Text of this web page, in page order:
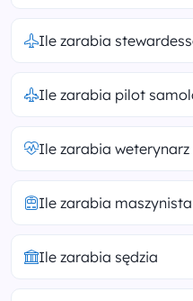
Ile zarabia
Ile zarabia pilot
Ile zarabia weterynarz
Ile zarabia maszynista
Ile zarabia sędzia